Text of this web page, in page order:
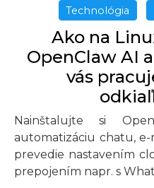
Technológia
Ako na
OpenClaw AI
vás
Nainštalujte si
automatizáciu chatu, e-
prevedie nastavením
prepojením napr. s